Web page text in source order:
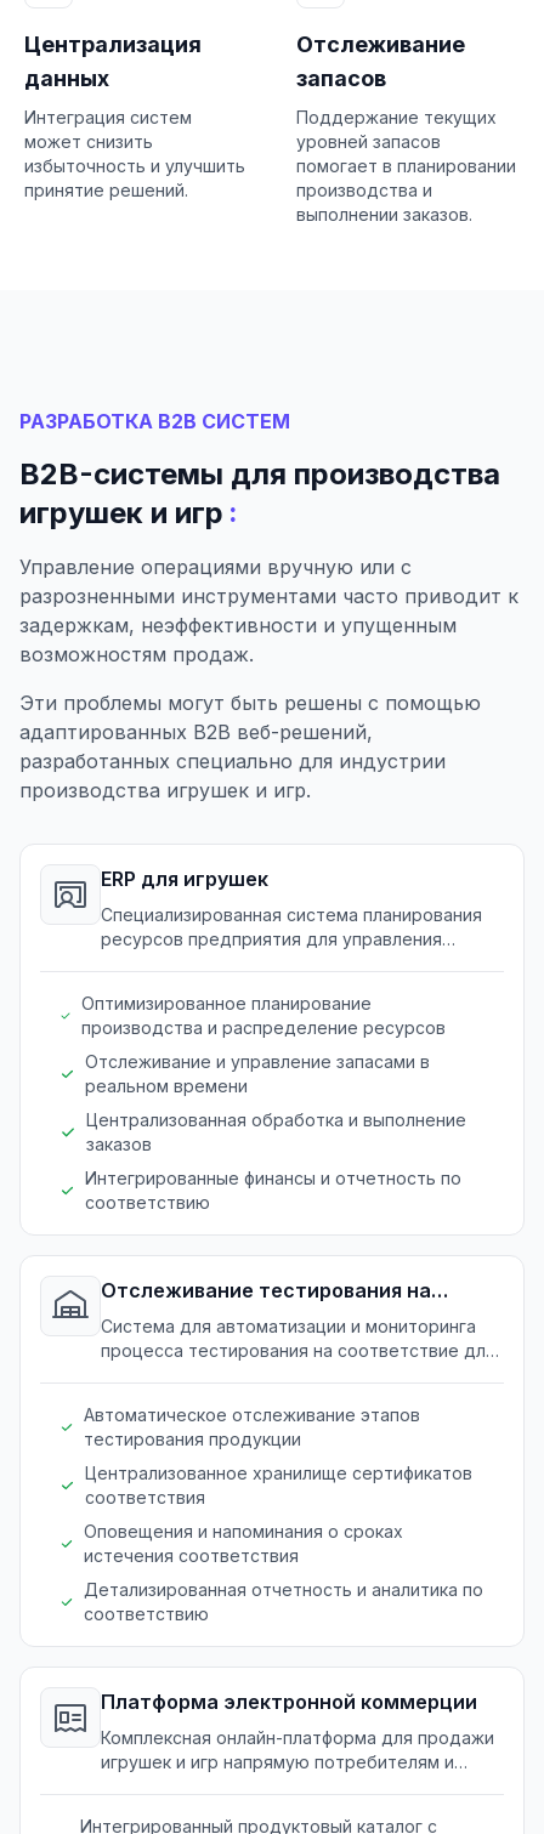
Централизация
данных
Интеграция систем
может снизить
избыточность и улучшить
принятие решений.
Отслеживание
запасов
Поддержание текущих
уровней запасов
помогает в планировании
производства и
выполнении заказов.
РАЗРАБОТКА B2B СИСТЕМ
B2B-системы для производства
игрушек и игр :
Управление операциями вручную или с
разрозненными инструментами часто приводит к
задержкам, неэффективности и упущенным
возможностям продаж.
Эти проблемы могут быть решены с помощью
адаптированных B2B веб-решений,
разработанных специально для индустрии
производства игрушек и игр.
ERP для игрушек
Специализированная система планирования
ресурсов предприятия для управления
Оптимизированное планирование
производства и распределение ресурсов
Отслеживание и управление запасами в
реальном времени
Централизованная обработка и выполнение
заказов
Интегрированные финансы и отчетность по
соответствию
Отслеживание тестирования на
соответствие
Система для автоматизации и мониторинга
процесса тестирования на соответствие для
Автоматическое отслеживание этапов
тестирования продукции
Централизованное хранилище сертификатов
соответствия
Оповещения и напоминания о сроках
истечения соответствия
Детализированная отчетность и аналитика по
соответствию
Платформа электронной коммерции
Комплексная онлайн-платформа для продажи
игрушек и игр напрямую потребителям и
Интегрированный продуктовый каталог с